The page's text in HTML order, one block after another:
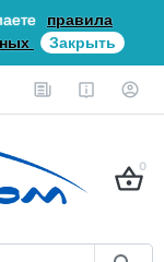
правила
Закрыть
0